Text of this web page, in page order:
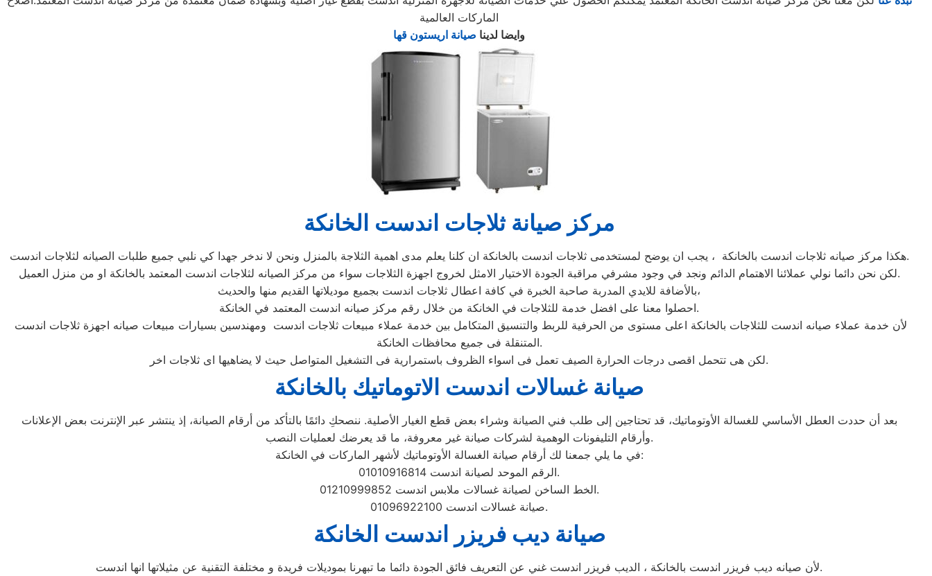
الماركات العالمية
وايضا لدينا صيانة اريستون قها
مركز صيانة ثلاجات اندست الخانكة
هكذا مركز صيانه ثلاجات اندست بالخانكة ، يجب ان يوضح لمستخدمى ثلاجات اندست بالخانكة ان كلنا يعلم مدى اهمية الثلاجة بالمنزل ونحن لا ندخر جهدا كي نلبي جميع طلبات الصيانه لثلاجات اندست.
لكن نحن دائما نولي عملائنا الاهتمام الدائم ونجد في وجود مشرفي مراقبة الجودة الاختيار الامثل لخروج اجهزة الثلاجات سواء من مركز الصيانه لثلاجات اندست المعتمد بالخانكة او من منزل العميل.
بالأضافة للايدي المدربة صاحبة الخبرة في كافة اعطال ثلاجات اندست بجميع موديلاتها القديم منها والحديث،
احصلوا معنا على افضل خدمة للثلاجات في الخانكة من خلال رقم مركز صيانه اندست المعتمد في الخانكة.
لأن خدمة عملاء صيانه اندست للثلاجات بالخانكة اعلى مستوى من الحرفية للربط والتنسيق المتكامل بين خدمة عملاء مبيعات ثلاجات اندست ومهندسين بسيارات مبيعات صيانه اجهزة ثلاجات اندست
المتنقلة فى جميع محافظات الخانكة.
لكن هى تتحمل اقصى درجات الحرارة الصيف تعمل فى اسواء الظروف باستمرارية فى التشغيل المتواصل حيث لا يضاهيها اى ثلاجات اخر.
صيانة غسالات اندست الاتوماتيك بالخانكة
بعد أن حددت العطل الأساسي للغسالة الأوتوماتيك، قد تحتاجين إلى طلب فني الصيانة وشراء بعض قطع الغيار الأصلية. ننصحكِ دائمًا بالتأكد من أرقام الصيانة، إذ ينتشر عبر الإنترنت بعض الإعلانات
وأرقام التليفونات الوهمية لشركات صيانة غير معروفة، ما قد يعرضك لعمليات النصب.
في ما يلي جمعنا لك أرقام صيانة الغسالة الأوتوماتيك لأشهر الماركات في الخانكة:
الرقم الموحد لصيانة اندست 01010916814.
الخط الساخن لصيانة غسالات ملابس اندست 01210999852.
صيانة غسالات اندست 01096922100.
صيانة ديب فريزر اندست الخانكة
لأن صيانه ديب فريزر اندست بالخانكة ، الديب فريزر اندست غني عن التعريف فائق الجودة دائما ما تبهرنا بموديلات فريدة و مختلفة التقنية عن مثيلاتها انها اندست.